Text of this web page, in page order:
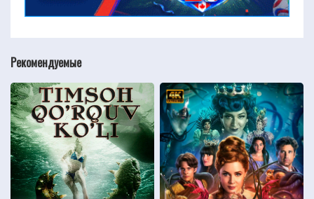
Рекомендуемые